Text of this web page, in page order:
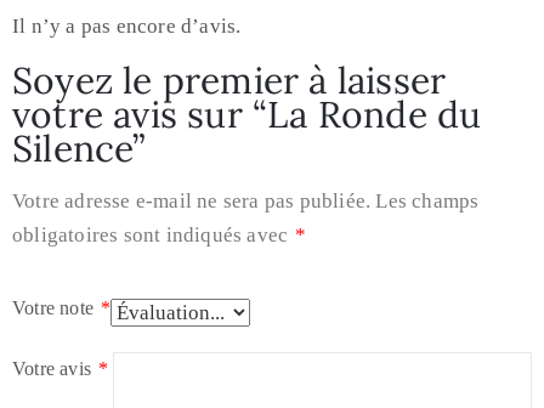
Il n’y a pas encore d’avis.
Soyez le premier à laisser
votre avis sur “La Ronde du
Silence”
Votre adresse e-mail ne sera pas publiée. Les champs
obligatoires sont indiqués avec *
Votre note *
Votre avis *